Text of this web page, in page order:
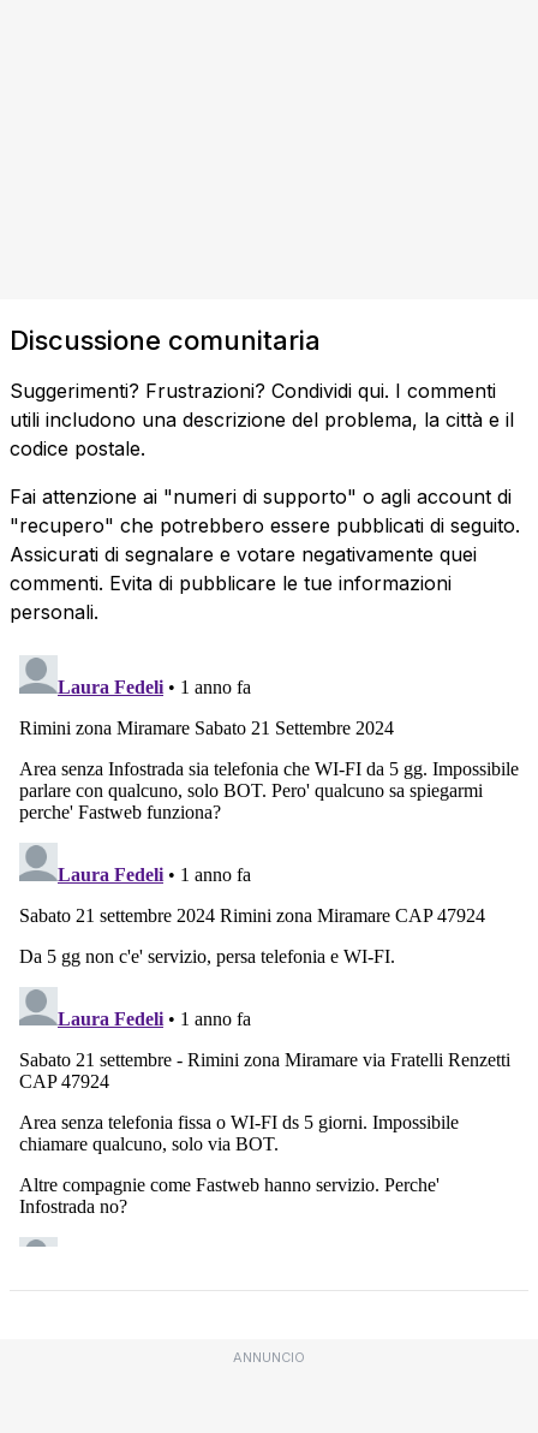
Discussione comunitaria
Suggerimenti? Frustrazioni? Condividi qui. I commenti
utili includono una descrizione del problema, la città e il
codice postale.
Fai attenzione ai "numeri di supporto" o agli account di
"recupero" che potrebbero essere pubblicati di seguito.
Assicurati di segnalare e votare negativamente quei
commenti. Evita di pubblicare le tue informazioni
personali.
ANNUNCIO